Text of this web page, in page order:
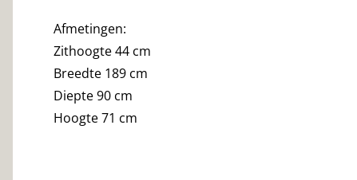
Afmetingen:
Zithoogte 44 cm
Breedte 189 cm
Diepte 90 cm
Hoogte 71 cm